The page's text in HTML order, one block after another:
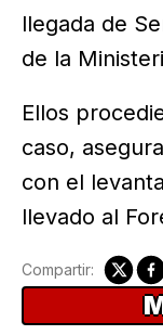
llegada de
de la
Ellos
caso,
con el
llevado al
Compartir: